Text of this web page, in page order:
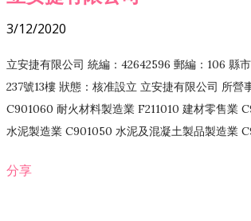
3/12/2020
立安捷有限公司 統編：42642596 郵編：106 縣
237號13樓 狀態：核准設立 立安捷有限公司 所
C901060 耐火材料製造業 F211010 建材零售業
水泥製造業 C901050 水泥及混凝土製品製造業
EZ99990 其他工程業 F102170 食品什貨批發業
分享